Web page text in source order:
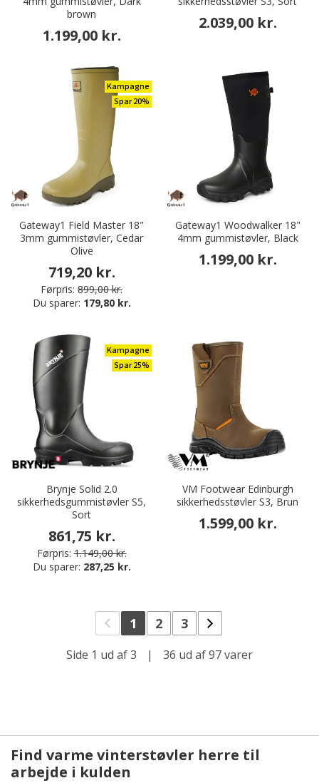
brown
1.199,00 kr.
2.039,00 kr.
Kampagne
Spar 20%
Gateway1 Field Master 18"
3mm gummistøvler, Cedar
Olive
719,20 kr.
Førpris: 899,00 kr.
Du sparer: 179,80 kr.
Gateway1 Woodwalker 18"
4mm gummistøvler, Black
1.199,00 kr.
Kampagne
Spar 25%
Brynje Solid 2.0
sikkerhedsgummistøvler S5,
Sort
861,75 kr.
Førpris: 1.149,00 kr.
Du sparer: 287,25 kr.
VM Footwear Edinburgh
sikkerhedsstøvler S3, Brun
1.599,00 kr.
1 2 3
Side 1 ud af 3 | 36 ud af 97 varer
Find varme vinterstøvler herre til
arbejde i kulden